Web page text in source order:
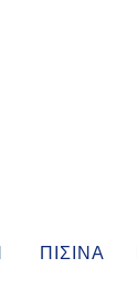
ΠΙΣΙΝΑ